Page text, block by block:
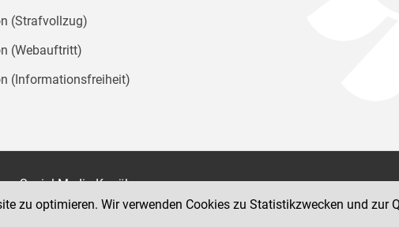
(Strafvollzug)
(Webauftritt)
(Informationsfreiheit)
Social Media Kanäle
der Justiz und des BMJ
zu optimieren. Wir verwenden Cookies zu Statistikzwecken und zur